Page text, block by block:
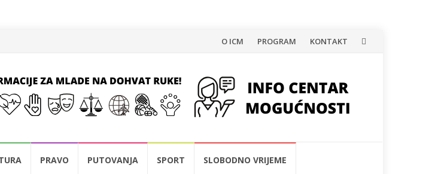
Skip
content
O ICM PROGRAM KONTAKT
PRAVO PUTOVANJA SPORT SLOBODNO VRIJEME